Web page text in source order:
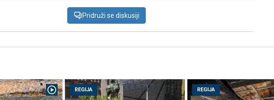
Pridruži se diskusiji
REGIJA REGIJA